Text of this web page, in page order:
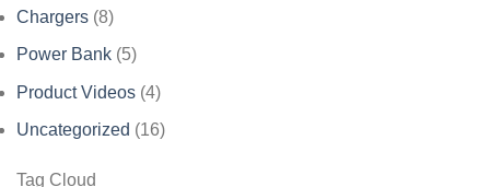
Chargers (8)
Power Bank (5)
Product Videos (4)
Uncategorized (16)
Tag Cloud